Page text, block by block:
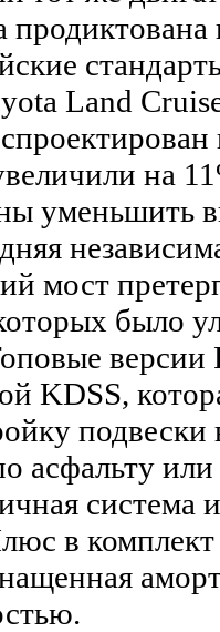
Land
на
уменьшить
мост
было
версии
KDSS,
асфальту
система
в комплект